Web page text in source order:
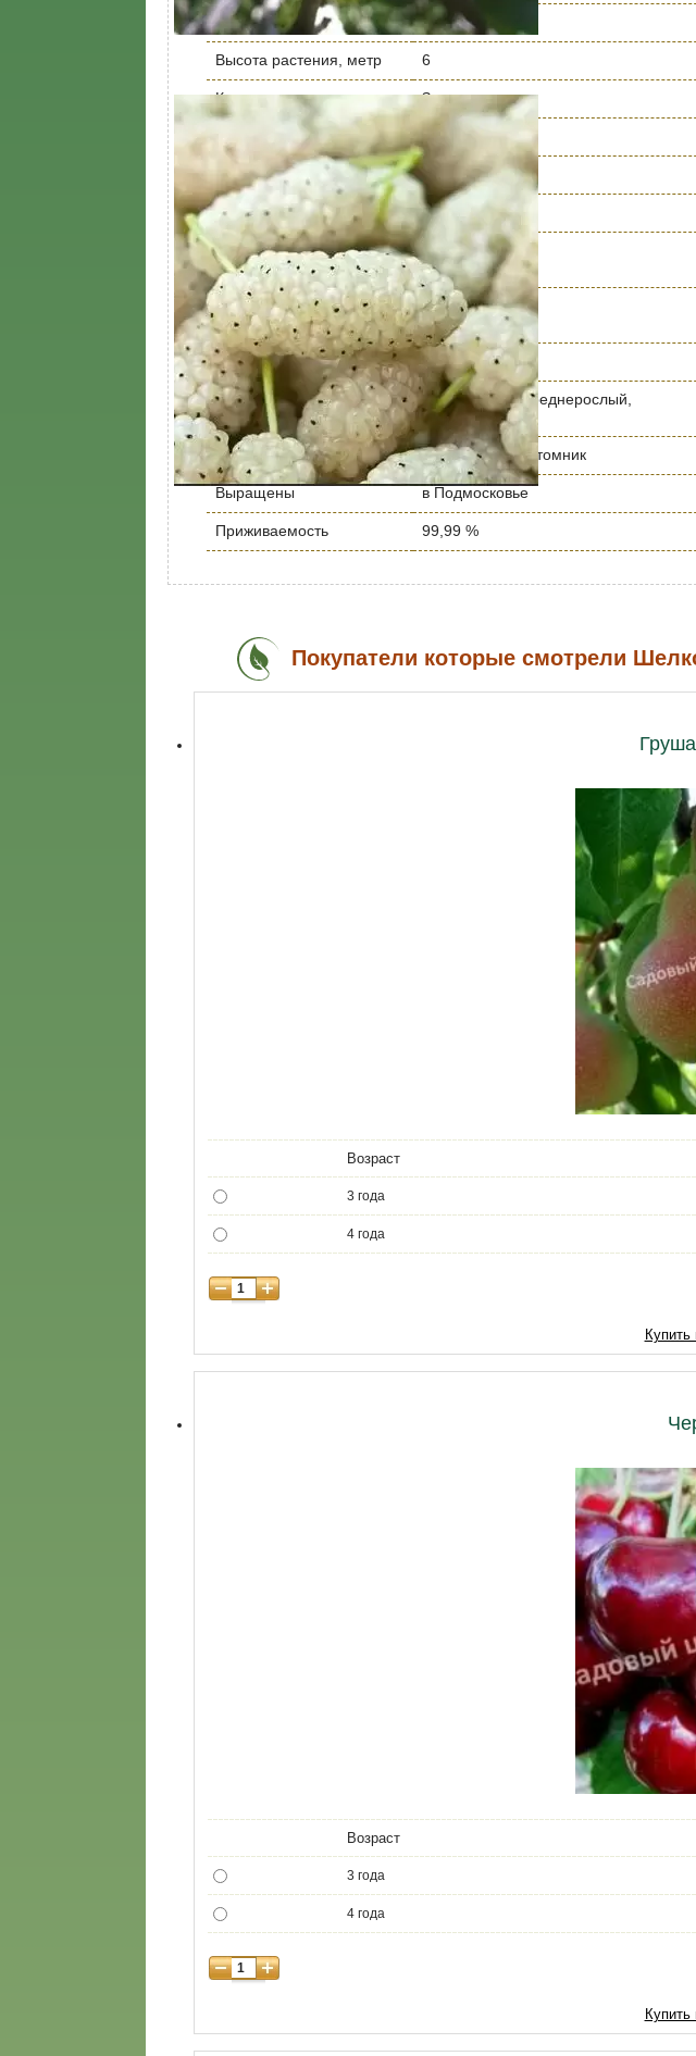
Морозостойкость высокая
Высота растения, метр 6
Корневая система Закрытая
Местоположение Солнце
Высота саженца, м 6
Устойчивость к болезням Высокая
Вступление сорта в
плодоношение
2 год, 3 год
Расстояние между
растениями
5 м
Глубина посадки 50 см, 1 м
Подвой
низкорослый, среднерослый,
высокорослый
Производитель собственный питомник
Выращены в Подмосковье
Приживаемость 99,99 %
Покупатели которые смотрели
Возраст
3 года
4 года
Купить
Возраст
3 года
4 года
Купить